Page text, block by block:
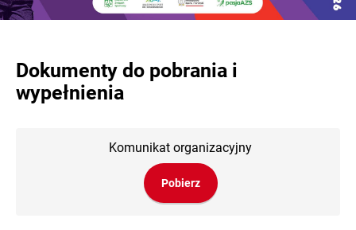
Dokumenty do pobrania i
wypełnienia
Komunikat organizacyjny
Pobierz